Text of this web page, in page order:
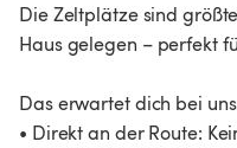
Die Zeltplätze sind
Haus gelegen – perfekt
Das erwartet dich bei
• Direkt an der Route: